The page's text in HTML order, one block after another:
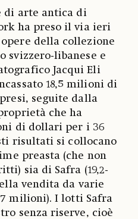
di arte antica di
ha preso il via ieri
opere della collezione
svizzero-libanese e
Jacqui Eli
18,5 milioni di
seguite dalla
che ha
di dollari per i 36
risultati si collocano
preasta (che non
sia di Safra (19,2-
vendita da varie
milioni). I lotti Safra
senza riserve, cioè